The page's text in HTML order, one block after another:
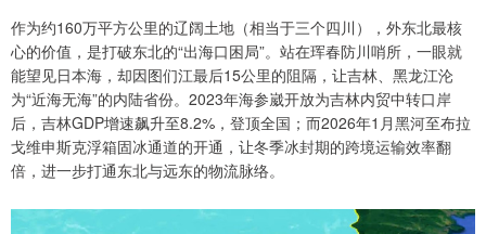
作为约160万平方公里的辽阔土地（相当于三个四川），外东北最核
心的价值，是打破东北的“出海口困局”。站在珲春防川哨所，一眼就
能望见日本海，却因图们江最后15公里的阻隔，让吉林、黑龙江沦
为“近海无海”的内陆省份。2023年海参崴开放为吉林内贸中转口岸
后，吉林GDP增速飙升至8.2%，登顶全国；而2026年1月黑河至布拉
戈维申斯克浮箱固冰通道的开通，让冬季冰封期的跨境运输效率翻
倍，进一步打通东北与远东的物流脉络。